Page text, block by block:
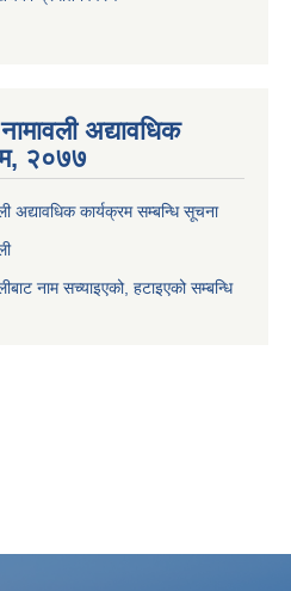
अद्यावधिक
२०७७
अद्यावधिक कार्यक्रम सम्बन्धि सूचना
नाम सच्याइएको, हटाइएको सम्बन्धि